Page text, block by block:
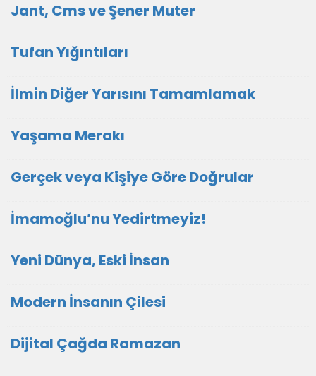
Jant, Cms ve Şener Muter
Tufan Yığıntıları
İlmin Diğer Yarısını Tamamlamak
Yaşama Merakı
Gerçek veya Kişiye Göre Doğrular
İmamoğlu’nu Yedirtmeyiz!
Yeni Dünya, Eski İnsan
Modern İnsanın Çilesi
Dijital Çağda Ramazan